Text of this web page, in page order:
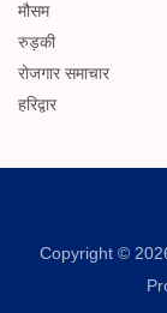
मौसम
रुड़की
रोजगार समाचार
हरिद्वार
Copyright ©